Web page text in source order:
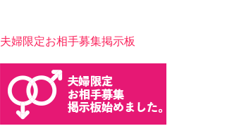
夫婦限定お相手募集掲示板